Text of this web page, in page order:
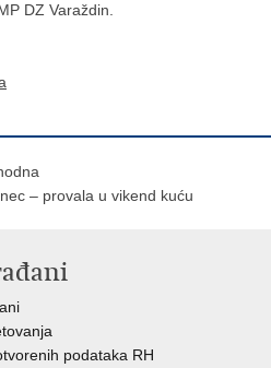
DZ Varaždin.
– provala u vikend kuću
podataka RH